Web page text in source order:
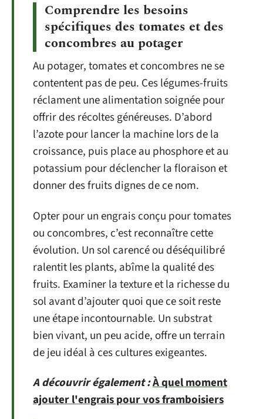
Comprendre les besoins
spécifiques des tomates et des
concombres au potager
Au potager, tomates et concombres ne se
contentent pas de peu. Ces légumes-fruits
réclament une alimentation soignée pour
offrir des récoltes généreuses. D’abord
l’azote pour lancer la machine lors de la
croissance, puis place au phosphore et au
potassium pour déclencher la floraison et
donner des fruits dignes de ce nom.
Opter pour un engrais conçu pour tomates
ou concombres, c’est reconnaître cette
évolution. Un sol carencé ou déséquilibré
ralentit les plants, abîme la qualité des
fruits. Examiner la texture et la richesse du
sol avant d’ajouter quoi que ce soit reste
une étape incontournable. Un substrat
bien vivant, un peu acide, offre un terrain
de jeu idéal à ces cultures exigeantes.
A découvrir également :À quel moment
ajouter l'engrais pour vos framboisiers